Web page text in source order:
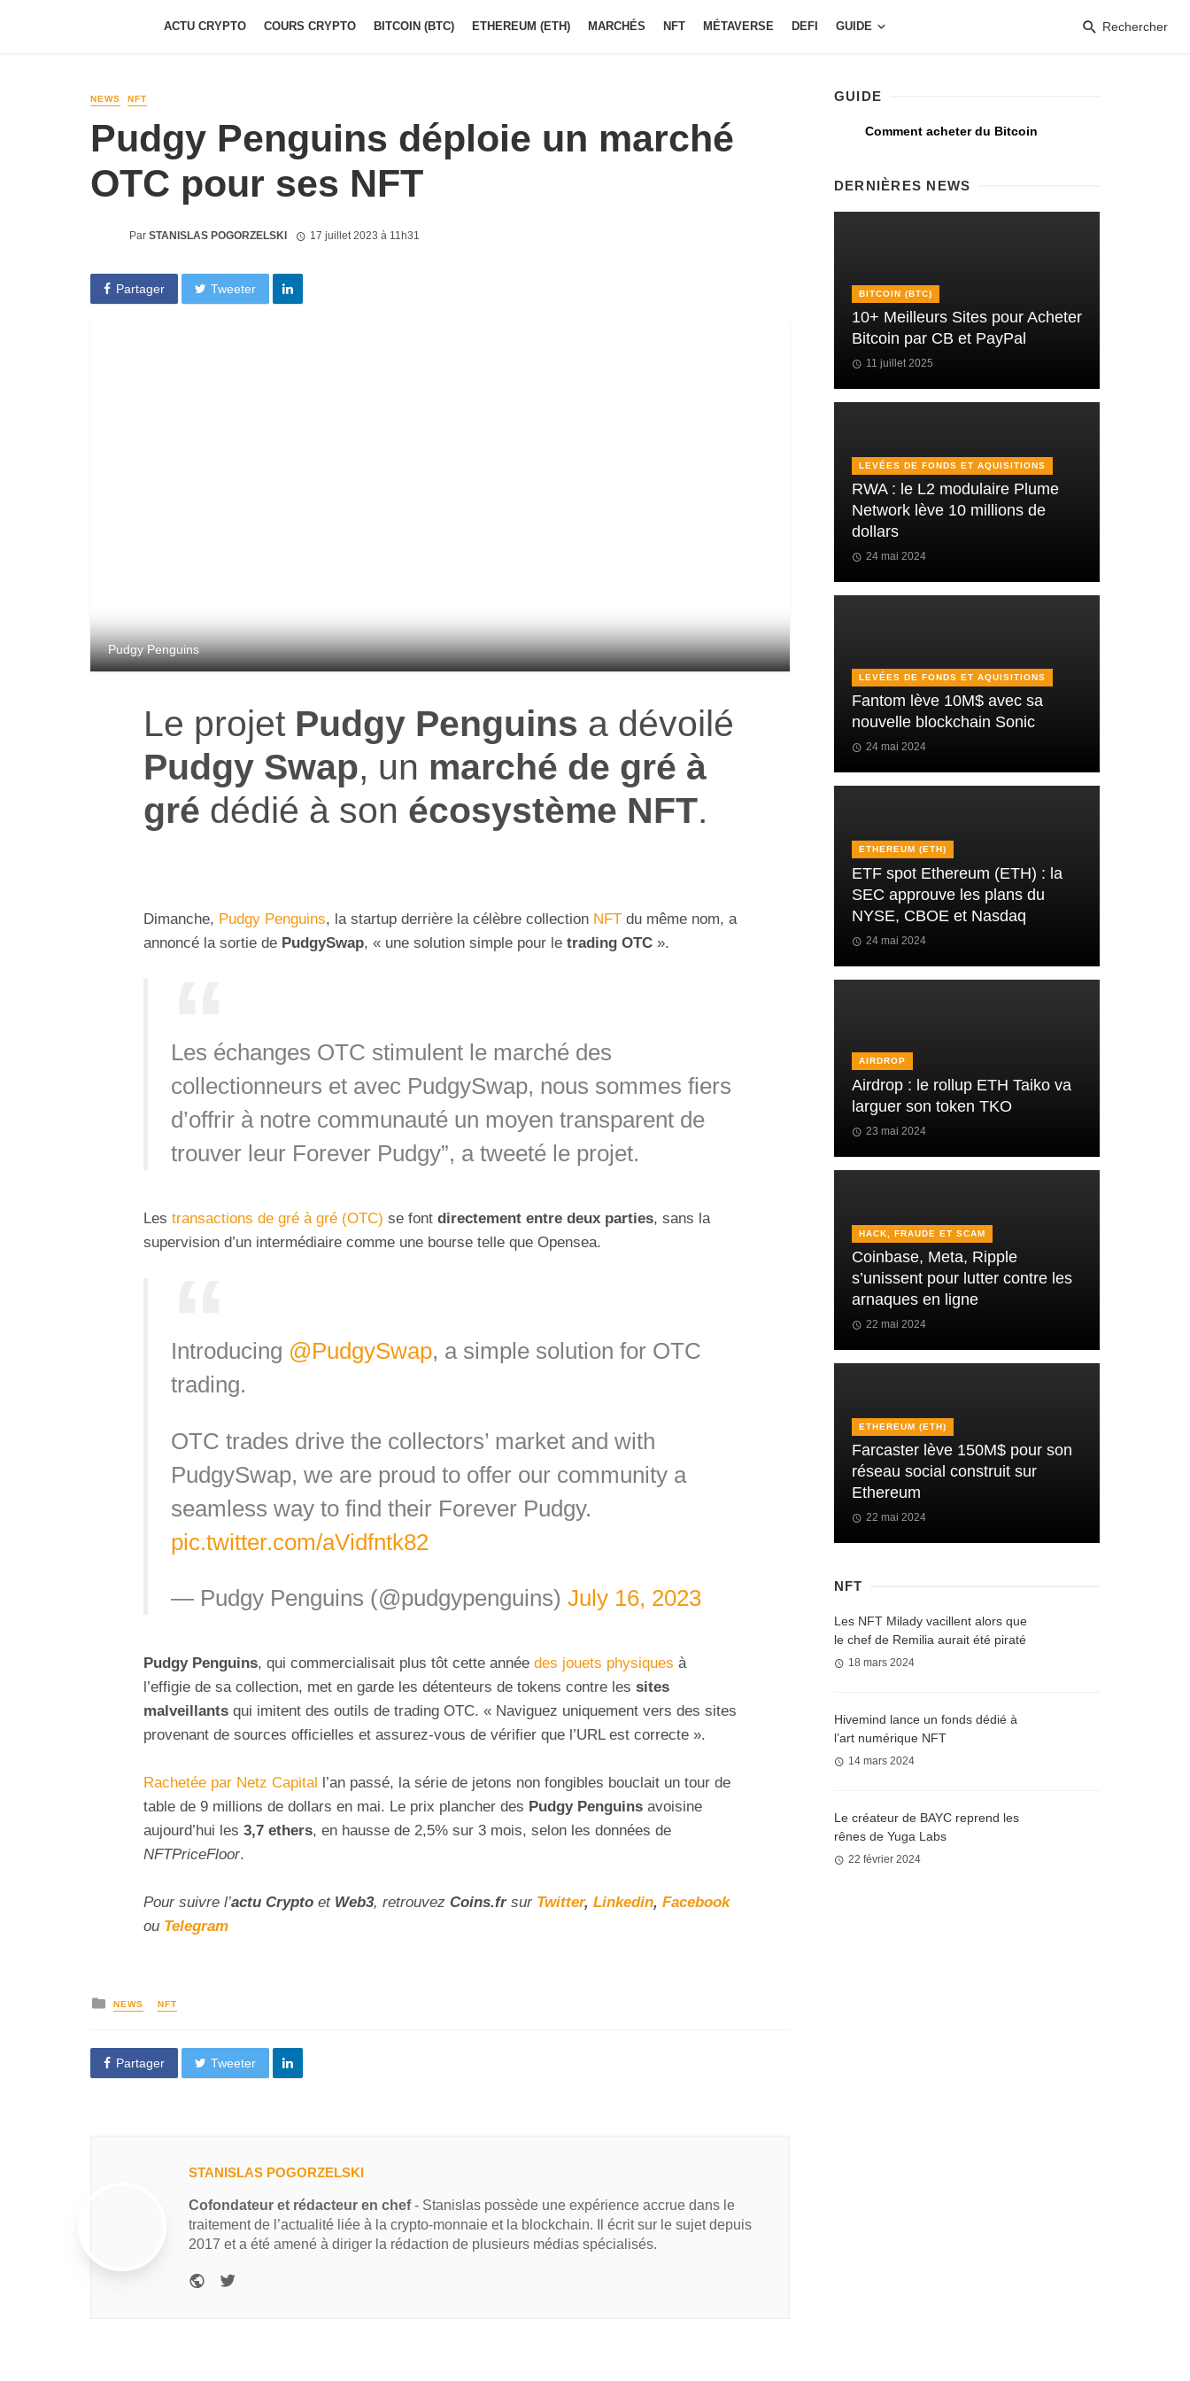
ACTU CRYPTO COURS CRYPTO BITCOIN (BTC) ETHEREUM (ETH) MARCHÉS NFT MÉTAVERSE DEFI GUIDE Rechercher
NEWS NFT
Pudgy Penguins déploie un marché
OTC pour ses NFT
Par STANISLAS POGORZELSKI 17 juillet 2023 à 11h31
Partager Tweeter
Pudgy Penguins
Le projet Pudgy Penguins a dévoilé
Pudgy Swap, un marché de gré à
gré dédié à son écosystème NFT.
Dimanche, Pudgy Penguins, la startup derrière la célèbre collection NFT du même nom, a
annoncé la sortie de PudgySwap, « une solution simple pour le trading OTC ».
Les échanges OTC stimulent le marché des
collectionneurs et avec PudgySwap, nous sommes fiers
d’offrir à notre communauté un moyen transparent de
trouver leur Forever Pudgy”, a tweeté le projet.
Les transactions de gré à gré (OTC) se font directement entre deux parties, sans la
supervision d’un intermédiaire comme une bourse telle que Opensea.
Introducing @PudgySwap, a simple solution for OTC
trading.
OTC trades drive the collectors’ market and with
PudgySwap, we are proud to offer our community a
seamless way to find their Forever Pudgy.
pic.twitter.com/aVidfntk82
— Pudgy Penguins (@pudgypenguins) July 16, 2023
Pudgy Penguins, qui commercialisait plus tôt cette année des jouets physiques à
l’effigie de sa collection, met en garde les détenteurs de tokens contre les sites
malveillants qui imitent des outils de trading OTC. « Naviguez uniquement vers des sites
provenant de sources officielles et assurez-vous de vérifier que l’URL est correcte ».
Rachetée par Netz Capital
l’an passé, la série de jetons non fongibles bouclait un tour de
table de 9 millions de dollars en mai. Le prix plancher des Pudgy Penguins avoisine
aujourd’hui les 3,7 ethers, en hausse de 2,5% sur 3 mois, selon les données de
NFTPriceFloor.
Pour suivre l’actu Crypto et Web3, retrouvez Coins.fr sur Twitter, Linkedin, Facebook
ou Telegram
NEWS NFT
Partager Tweeter
STANISLAS POGORZELSKI
Cofondateur et rédacteur en chef- Stanislas possède une expérience accrue dans le
traitement de l’actualité liée à la crypto-monnaie et la blockchain. Il écrit sur le sujet depuis
2017 et a été amené à diriger la rédaction de plusieurs médias spécialisés.
GUIDE
Comment acheter du Bitcoin
DERNIÈRES NEWS
BITCOIN (BTC)
10+ Meilleurs Sites pour Acheter
Bitcoin par CB et PayPal
11 juillet 2025
LEVÉES DE FONDS ET AQUISITIONS
RWA : le L2 modulaire Plume
Network lève 10 millions de
dollars
24 mai 2024
LEVÉES DE FONDS ET AQUISITIONS
Fantom lève 10M$ avec sa
nouvelle blockchain Sonic
24 mai 2024
ETHEREUM (ETH)
ETF spot Ethereum (ETH) : la
SEC approuve les plans du
NYSE, CBOE et Nasdaq
24 mai 2024
AIRDROP
Airdrop : le rollup ETH Taiko va
larguer son token TKO
23 mai 2024
HACK, FRAUDE ET SCAM
Coinbase, Meta, Ripple
s’unissent pour lutter contre les
arnaques en ligne
22 mai 2024
ETHEREUM (ETH)
Farcaster lève 150M$ pour son
réseau social construit sur
Ethereum
22 mai 2024
NFT
Les NFT Milady vacillent alors que
le chef de Remilia aurait été piraté
18 mars 2024
Hivemind lance un fonds dédié à
l’art numérique NFT
14 mars 2024
Le créateur de BAYC reprend les
rênes de Yuga Labs
22 février 2024